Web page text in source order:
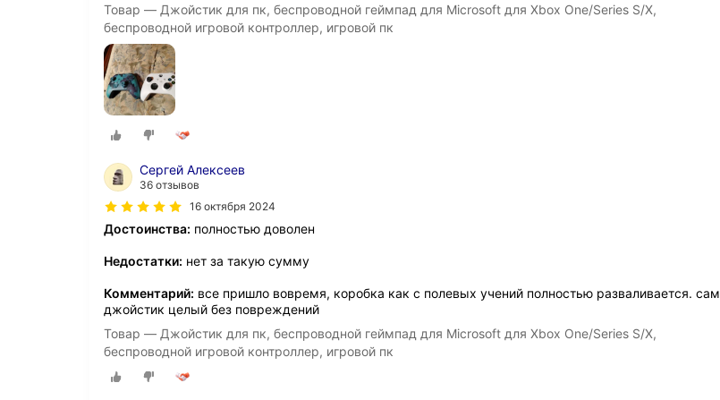
Товар — Джойстик для пк, беспроводной геймпад для Microsoft для Xbox One/Series S/X,
беспроводной игровой контроллер, игровой пк
Сергей Алексеев
36 отзывов
16 октября 2024
Достоинства: полностью доволен
Недостатки: нет за такую сумму
Комментарий: все пришло вовремя, коробка как с полевых учений полностью разваливается. сам
джойстик целый без повреждений
Товар — Джойстик для пк, беспроводной геймпад для Microsoft для Xbox One/Series S/X,
беспроводной игровой контроллер, игровой пк